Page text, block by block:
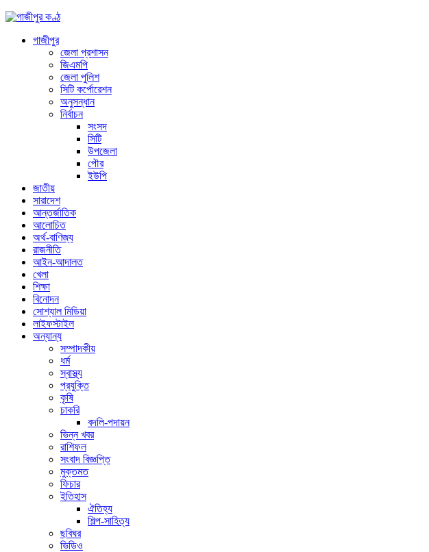
গাজীপুর
জেলা প্রশাসন
জিএমপি
জেলা পুলিশ
সিটি কর্পোরেশন
অনুসন্ধান
নির্বাচন
সংসদ
সিটি
উপজেলা
পৌর
ইউপি
জাতীয়
সারাদেশ
আন্তর্জাতিক
আলোচিত
অর্থ-বাণিজ্য
রাজনীতি
আইন-আদালত
খেলা
শিক্ষা
বিনোদন
সোশ্যাল মিডিয়া
লাইফস্টাইল
অন্যান্য
সম্পাদকীয়
ধর্ম
স্বাস্থ্য
প্রযুক্তি
কৃষি
চাকরি
বদলি-পদায়ন
ভিন্ন খবর
রাশিফল
সংবাদ বিজ্ঞপ্তি
মুক্তমত
ফিচার
ইতিহাস
ঐতিহ্য
শিল্প-সাহিত্য
ছবিঘর
ভিডিও